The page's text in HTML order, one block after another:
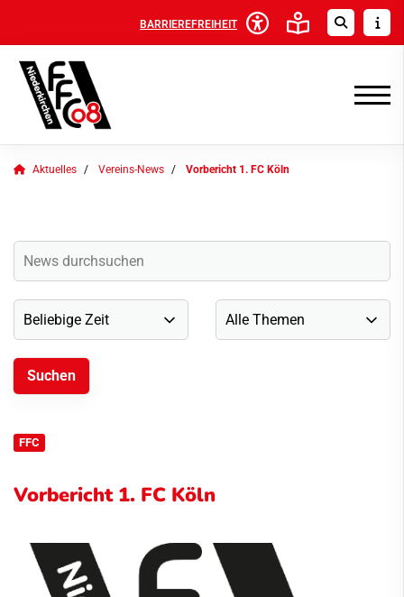
BARRIEREFREIHEIT
Aktuelles Vereins-News Vorbericht 1. FC Köln
FFC
Vorbericht 1. FC Köln